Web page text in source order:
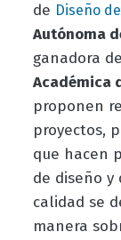
de Diseño
Autónoma
ganadora
Académica
proponen
proyectos,
que hacen
de diseño y
calidad se
manera